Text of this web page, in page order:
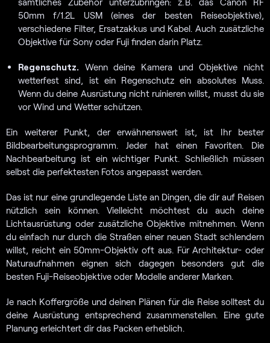
50mm f/1.2L USM (eines der besten Reiseobjektive),
verschiedene Filter, Ersatzakkus und Kabel. Auch zusätzliche
Objektive für Sony oder Fuji finden darin Platz.
Regenschutz. Wenn deine Kamera und Objektive nicht
wetterfest sind, ist ein Regenschutz ein absolutes Muss.
Wenn du deine Ausrüstung nicht ruinieren willst, musst du sie
vor Wind und Wetter schützen.
Ein weiterer Punkt, der erwähnenswert ist, ist Ihr bester
Bildbearbeitungsprogramm. Jeder hat einen Favoriten. Die
Nachbearbeitung ist ein wichtiger Punkt. Schließlich müssen
selbst die perfektesten Fotos angepasst werden.
Das ist nur eine grundlegende Liste an Dingen, die dir auf Reisen
nützlich sein können. Vielleicht möchtest du auch deine
Lichtausrüstung oder zusätzliche Objektive mitnehmen. Wenn
du einfach nur durch die Straßen einer neuen Stadt schlendern
willst, reicht ein 50mm-Objektiv oft aus. Für Architektur- oder
Naturaufnahmen eignen sich dagegen besonders gut die
besten Fuji-Reiseobjektive oder Modelle anderer Marken.
Je nach Koffergröße und deinen Plänen für die Reise solltest du
deine Ausrüstung entsprechend zusammenstellen. Eine gute
Planung erleichtert dir das Packen erheblich.